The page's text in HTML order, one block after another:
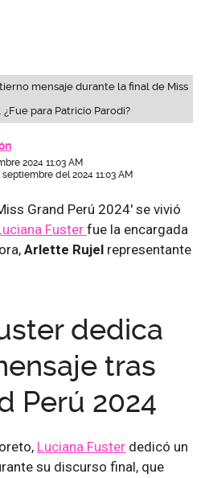
mensaje durante la final de Miss
para Patricio Parodi?
2024 11:03 AM
del 2024 11:03 AM
Grand Perú 2024' se vivió
Fuster fue la encargada
Arlette Rujel representante
dedica
tras
Perú 2024
Luciana Fuster dedicó un
su discurso final, que